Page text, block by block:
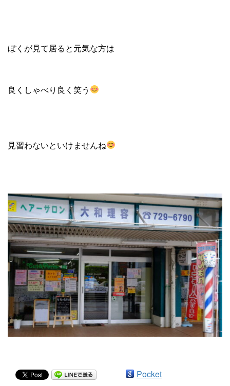
ぼくが見て居ると元気な方は
良くしゃべり良く笑う
見習わないといけませんね
Pocket